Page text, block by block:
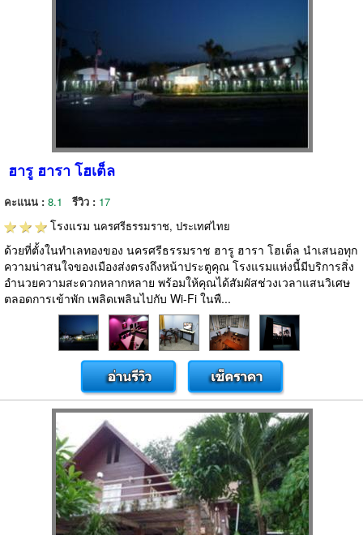
ฮารู ฮารา โฮเต็ล
คะแนน : 8.1 รีวิว : 17
โรงแรม นครศรีธรรมราช, ประเทศไทย
ด้วยที่ตั้งในทำเลทองของ นครศรีธรรมราช ฮารู ฮารา โฮเต็ล นำเสนอทุก
ความน่าสนใจของเมืองส่งตรงถึงหน้าประตูคุณ โรงแรมแห่งนี้มีบริการสิ่ง
อำนวยความสะดวกหลากหลาย พร้อมให้คุณได้สัมผัสช่วงเวลาแสนวิเศษ
ตลอดการเข้าพัก เพลิดเพลินไปกับ Wi-Fi ในพื...